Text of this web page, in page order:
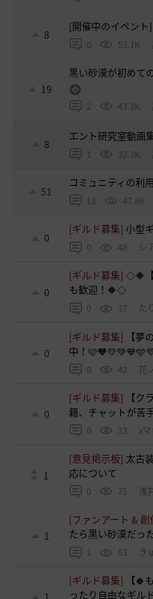
8
[開催中のイベント
0 53.1K
19
黒い砂漠が初めて
2 43.2K
8
エント研究室動画
1 32.3K
51
コミュニティの利
18 47.8K
0
[ギルド募集]小型
0 48 シ
0
[ギルド募集]◇🔶
も歓迎！🔶◇
0 37 た
0
[ギルド募集]
【
中！
0 42 花
0
[ギルド募集]
【
籍、チャットが苦
0 33 x
1
[意見掲示板] 太古
応について
0 75 浅
1
[ファンアート & 創
たら黒い砂漠だっ
1 53 き
[ギルド募集]
【
ったり自由なギル